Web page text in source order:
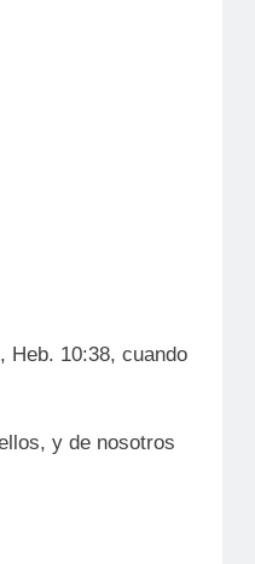
Heb. 10:38, cuando
y de nosotros